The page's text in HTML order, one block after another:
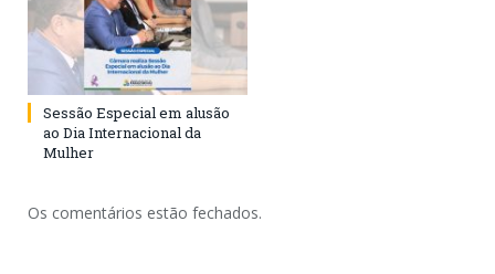
Sessão Especial em alusão
ao Dia Internacional da
Mulher
Os comentários estão fechados.